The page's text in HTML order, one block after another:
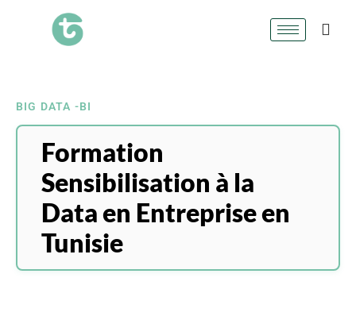
BIG DATA -BI
Formation
Sensibilisation à la
Data en Entreprise en
Tunisie